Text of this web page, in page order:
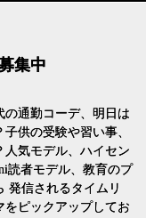
集中
の通勤コーデ、明日は
供の受験や習い事、
人気モデル、ハイセン
読者モデル、教育のプ
発信されるタイムリ
をピックアップしてお